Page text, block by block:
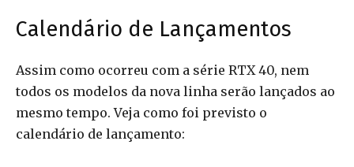
Calendário de Lançamentos
Assim como ocorreu com a série RTX 40, nem
todos os modelos da nova linha serão lançados ao
mesmo tempo. Veja como foi previsto o
calendário de lançamento: